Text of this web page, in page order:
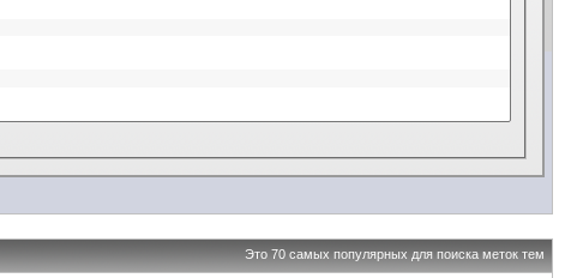
Это 70 самых популярных для поиска меток тем